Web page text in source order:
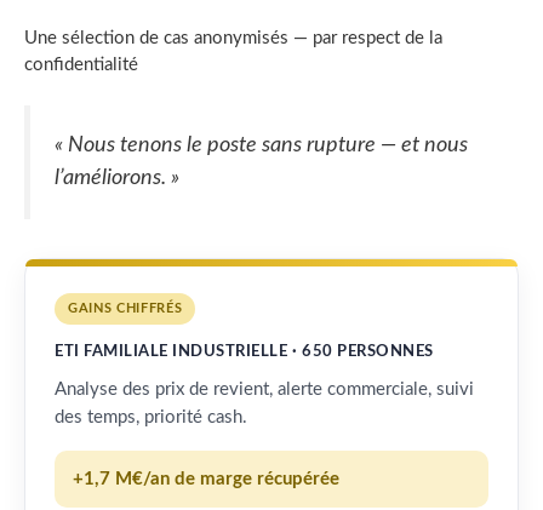
Une sélection de cas anonymisés — par respect de la
confidentialité
« Nous tenons le poste sans rupture — et nous
l’améliorons. »
GAINS CHIFFRÉS
ETI FAMILIALE INDUSTRIELLE · 650 PERSONNES
Analyse des prix de revient, alerte commerciale, suivi
des temps, priorité cash.
+1,7 M€/an de marge récupérée